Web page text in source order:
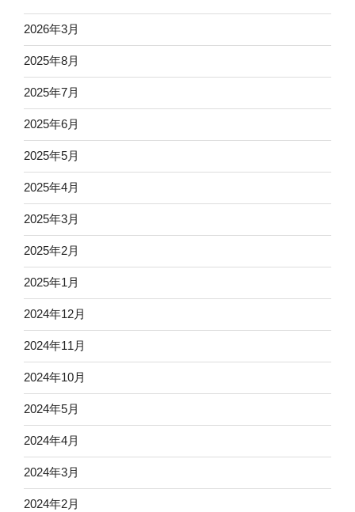
2026年3月
2025年8月
2025年7月
2025年6月
2025年5月
2025年4月
2025年3月
2025年2月
2025年1月
2024年12月
2024年11月
2024年10月
2024年5月
2024年4月
2024年3月
2024年2月